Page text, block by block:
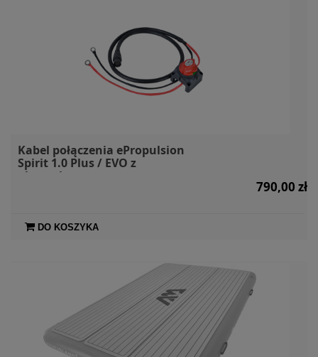
Kabel połączenia ePropulsion
Spirit 1.0 Plus / EVO z
akumulatorem
790,00 zł
DO KOSZYKA